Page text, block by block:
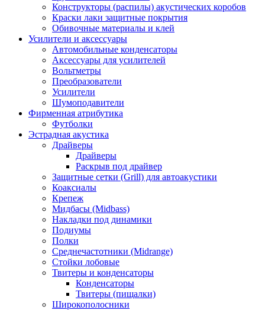
Конструкторы (распилы) акустических коробов
Краски лаки защитные покрытия
Обивочные материалы и клей
Усилители и аксессуары
Автомобильные конденсаторы
Аксессуары для усилителей
Вольтметры
Преобразователи
Усилители
Шумоподавители
Фирменная атрибутика
Футболки
Эстрадная акустика
Драйверы
Драйверы
Раскрыв под драйвер
Защитные сетки (Grill) для автоакустики
Коаксиалы
Крепеж
Мидбасы (Midbass)
Накладки под динамики
Подиумы
Полки
Среднечастотники (Midrange)
Стойки лобовые
Твитеры и конденсаторы
Конденсаторы
Твитеры (пищалки)
Широкополосники